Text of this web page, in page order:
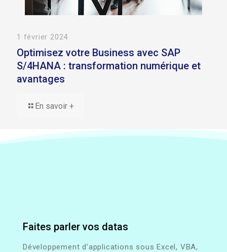
1 février 2024
Optimisez votre Business avec SAP
S/4HANA : transformation numérique et
avantages
En savoir +
Faites parler vos datas
Développement d’applications sous Excel, VBA,